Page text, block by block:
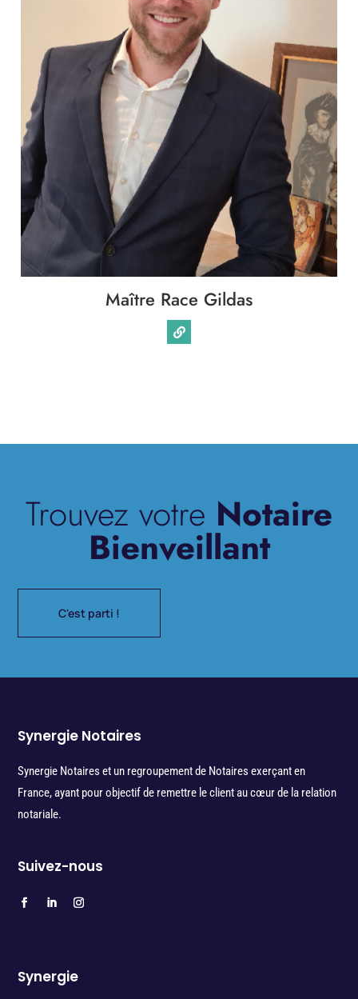
Maître Race Gildas
Trouvez votre Notaire
Bienveillant
C'est parti !
Synergie Notaires
Synergie Notaires et un regroupement de Notaires exerçant en
France, ayant pour objectif de remettre le client au cœur de la relation
notariale.
Suivez-nous
Synergie